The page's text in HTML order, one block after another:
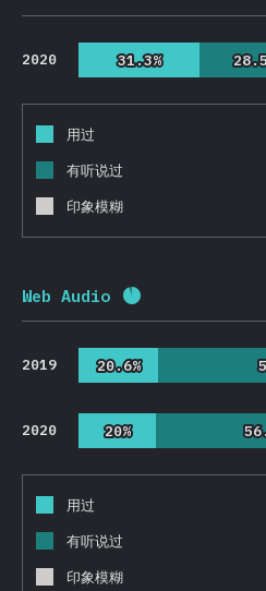
2020 31.3%
31.3%
用过
有听说过
印象模糊
Web Audio 完成率:
2019 20.6%
20.6%
2020 20%
20%
用过
有听说过
印象模糊